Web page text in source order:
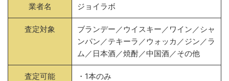
業者名 ジョイラボ
査定対象
ブランデー／ウイスキー／ワイン／シャ
ンパン／テキーラ／ウォッカ／ジン／ラ
ム／日本酒／焼酎／中国酒／その他
査定可能 ・1本のみ